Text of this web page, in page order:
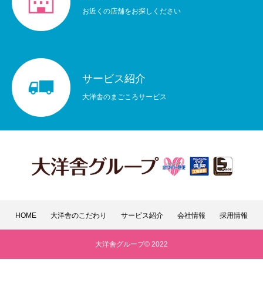
お近くの店舗をお探しください
サービス紹介
大洋舎のまごころサービス
HOME 大洋舎のこだわり サービス紹介 会社情報 採用情報
大洋舎グループ© 2022